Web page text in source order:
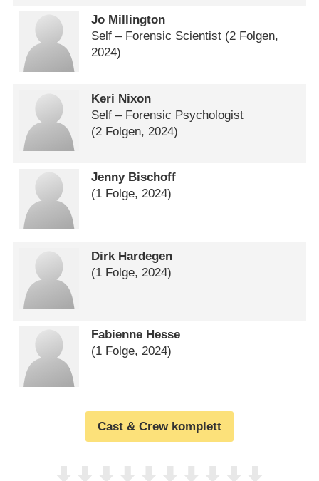
Jo Millington
Self – Forensic Scientist (2 Folgen,
2024)
Keri Nixon
Self – Forensic Psychologist
(2 Folgen, 2024)
Jenny Bischoff
(1 Folge, 2024)
Dirk Hardegen
(1 Folge, 2024)
Fabienne Hesse
(1 Folge, 2024)
Cast & Crew komplett